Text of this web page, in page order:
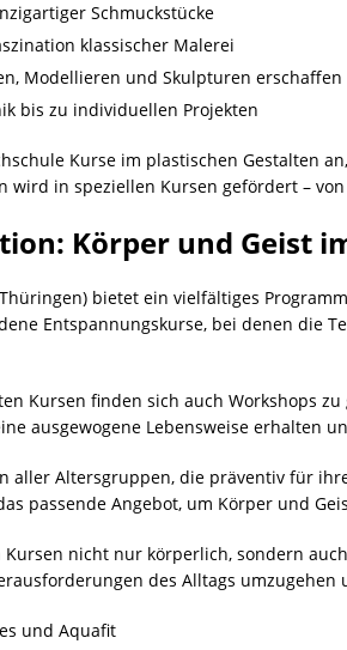
Schmuckstücke
klassischer Malerei
Modellieren und Skulpturen erschaffen
bis zu individuellen Projekten
Kurse im plastischen Gestalten
wird in speziellen Kursen gefördert –
Körper und Geist
bietet ein vielfältiges
Entspannungskurse, bei denen die
Kursen finden sich auch Workshops
ausgewogene Lebensweise erhalten
aller Altersgruppen, die präventiv für
passende Angebot, um Körper und
nicht nur körperlich, sondern
des Alltags
und Aquafit